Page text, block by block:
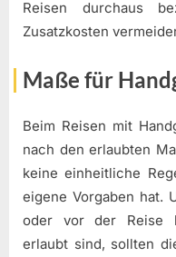
Reisen durchaus
Zusatzkosten
Maße für
Beim Reisen mit
nach den erlaubten
keine einheitliche
eigene Vorgaben hat.
oder vor der Reise
erlaubt sind, sollten